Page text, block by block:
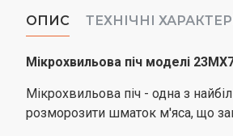
ОПИС ТЕХНІЧНІ
Мікрохвильова піч моделі
Мікрохвильова піч - одна з
розморозити шматок м'яса, що